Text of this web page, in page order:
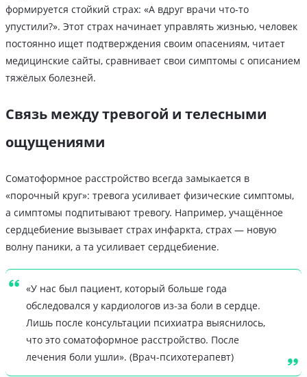
формируется стойкий страх: «А вдруг врачи что-то
упустили?». Этот страх начинает управлять жизнью, человек
постоянно ищет подтверждения своим опасениям, читает
медицинские сайты, сравнивает свои симптомы с описанием
тяжёлых болезней.
Связь между тревогой и телесными
ощущениями
Соматоформное расстройство всегда замыкается в
«порочный круг»: тревога усиливает физические симптомы,
а симптомы подпитывают тревогу. Например, учащённое
сердцебиение вызывает страх инфаркта, страх — новую
волну паники, а та усиливает сердцебиение.
«У нас был пациент, который больше года
обследовался у кардиологов из-за боли в сердце.
Лишь после консультации психиатра выяснилось,
что это соматоформное расстройство. После
лечения боли ушли». (Врач-психотерапевт)